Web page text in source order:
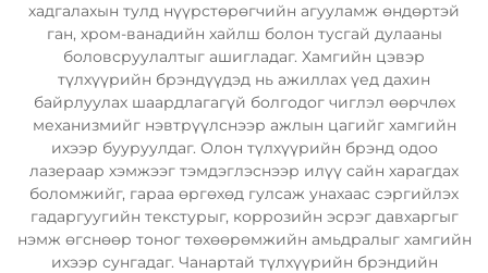
хадгалахын тулд нүүрстөрөгчийн агууламж өндөртэй
ган, хром-ванадийн хайлш болон тусгай дулааны
боловсруулалтыг ашигладаг. Хамгийн цэвэр
түлхүүрийн брэндүүдэд нь ажиллах үед дахин
байрлуулах шаардлагагүй болгодог чиглэл өөрчлөх
механизмийг нэвтрүүлснээр ажлын цагийг хамгийн
ихээр бууруулдаг. Олон түлхүүрийн брэнд одоо
лазераар хэмжээг тэмдэглэснээр илүү сайн харагдах
боломжийг, гараа өргөхөд гулсаж унахаас сэргийлэх
гадаргуугийн текстурыг, коррозийн эсрэг давхаргыг
нэмж өгснөөр тоног төхөөрөмжийн амьдралыг хамгийн
ихээр сунгадаг. Чанартай түлхүүрийн брэндийн